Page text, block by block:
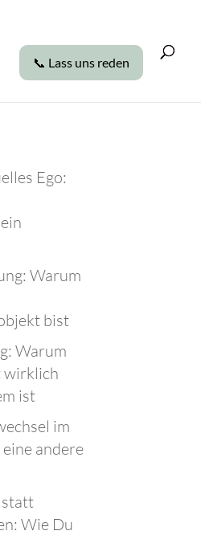
📞 Lass uns reden
Ego:
Warum
bist
Warum
wirklich
ist
im
eine andere
statt
Wie Du